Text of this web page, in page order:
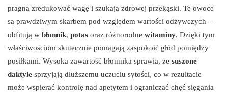
pragną zredukować wagę i szukają zdrowej przekąski. Te owoce
są prawdziwym skarbem pod względem wartości odżywczych –
obfitują w błonnik, potas oraz różnorodne witaminy. Dzięki tym
właściwościom skutecznie pomagają zaspokoić głód pomiędzy
posiłkami. Wysoka zawartość błonnika sprawia, że suszone
daktyle sprzyjają dłuższemu uczuciu sytości, co w rezultacie
może wspierać kontrolę nad apetytem i ograniczać chęć sięgania